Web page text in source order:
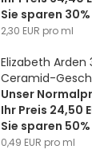
Sie sparen 30%
2,30 EUR pro ml
Elizabeth
Ceramid-
Unser
Ihr Preis 24,50
Sie sparen 50%
0,49 EUR pro ml